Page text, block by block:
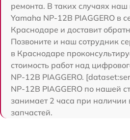
ремонта. В таких случаях наш
Yamaha NP-12B PIAGGERO в
Краснодаре и доставит
Позвоните и наш сотрудник
в Краснодаре
стоимость работ над
NP-12B PIAGGERO.
NP-12B PIAGGERO по нашей
занимает 2 часа при наличии
запчастей.